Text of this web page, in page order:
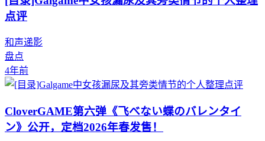
点评
和声递影
盘点
4年前
CloverGAME第六弹《飞べない蝶のバレンタイ
ン》公开，定档2026年春发售！